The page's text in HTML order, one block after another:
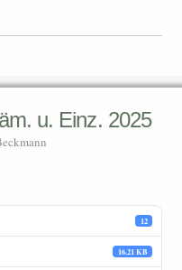
und Vogelzüchter-
u. Einz. 2025
12
16.21 KB